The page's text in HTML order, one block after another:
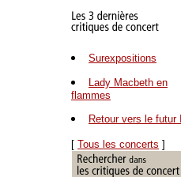
Surexpositions
Lady Macbeth en
flammes
Retour vers le futur II
[ Tous les concerts ]